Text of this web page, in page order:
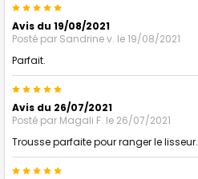
5
Avis du 19/08/2021
Posté par Sandrine v. le 19/08/2021
Parfait.
5
Avis du 26/07/2021
Posté par Magali F. le 26/07/2021
Trousse parfaite pour ranger le lisseur.
5